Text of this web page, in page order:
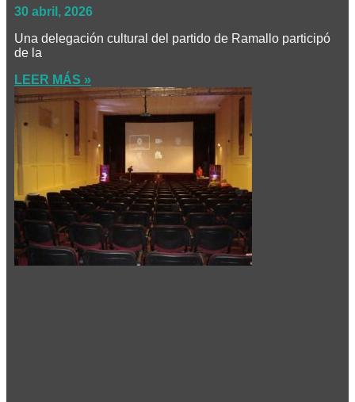
30 abril, 2026
Una delegación cultural del partido de Ramallo participó
de la
LEER MÁS »